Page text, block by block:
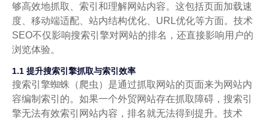
够高效地抓取、索引和理解网站内容。这包括页面加载速
度、移动端适配、站内结构优化、URL优化等方面。技术
SEO不仅影响搜索引擎对网站的排名，还直接影响用户的
浏览体验。
1.1 提升搜索引擎抓取与索引效率
搜索引擎蜘蛛（爬虫）是通过抓取网站的页面来为网站内
容编制索引的。如果一个外贸网站存在抓取障碍，搜索引
擎无法有效索引网站内容，排名就无法得到提升。技术